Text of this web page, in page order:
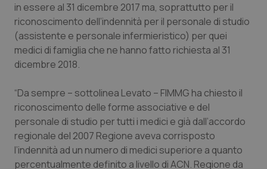
Liguria
Lombardia
Marche
Molise
Piemonte
Provincia Autonoma di Bolzano
Disturbi dell’umore
Dolore
Donna & Salute
Epatiti
HIV
Infezioni & Febbre
in essere al 31 dicembre 2017 ma, soprattutto per il
riconoscimento dell’indennità per il personale di studio
(assistente e personale infermieristico) per quei
medici di famiglia che ne hanno fatto richiesta al 31
dicembre 2018.
“Da sempre – sottolinea Levato – FIMMG ha chiesto il
riconoscimento delle forme associative e del
personale di studio per tutti i medici e già dall’accordo
regionale del 2007 Regione aveva corrisposto
l’indennità ad un numero di medici superiore a quanto
percentualmente definito a livello di ACN. Regione da